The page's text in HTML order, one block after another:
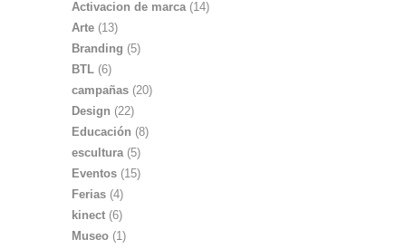
Activacion de marca(14)
Arte (13)
Branding (5)
BTL (6)
campañas (20)
Design (22)
Educación (8)
escultura(5)
Eventos (15)
Ferias (4)
kinect (6)
Museo (1)